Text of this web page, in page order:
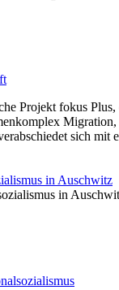
Projekt fokus
sich mit
in Auschwitz